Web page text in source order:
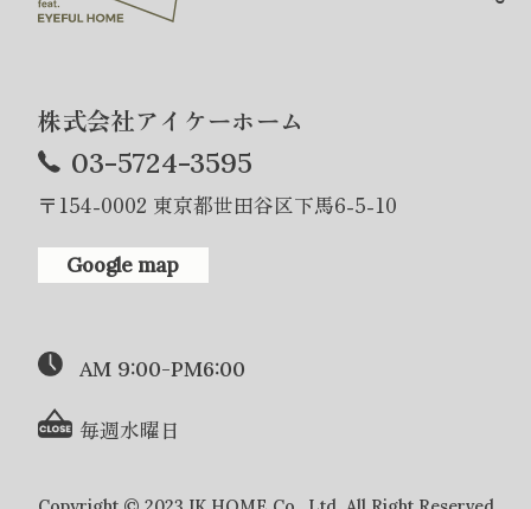
株式会社アイケーホーム
03-5724-3595
〒154-0002 東京都世田谷区下馬6-5-10
Google map
AM 9:00-PM6:00
毎週水曜日